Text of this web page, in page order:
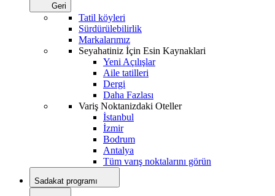
Geri
Tatil köyleri
Sürdürülebilirlik
Markalarımız
Seyahatiniz İçin Esin Kaynaklari
Yeni Açılışlar
Aile tatilleri
Dergi
Daha Fazlası
Variş Noktanizdaki Oteller
İstanbul
İzmir
Bodrum
Antalya
Tüm varış noktalarını görün
Sadakat programı